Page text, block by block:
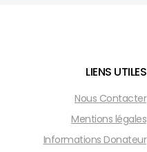
LIENS UTILES
Nous Contacter
Mentions légales
Informations Donateur